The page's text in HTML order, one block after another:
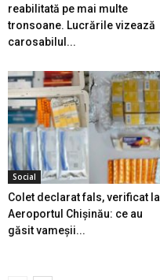
reabilitată pe mai multe
tronsoane. Lucrările vizează
carosabilul...
Social
Colet declarat fals, verificat la
Aeroportul Chișinău: ce au
găsit vameșii...